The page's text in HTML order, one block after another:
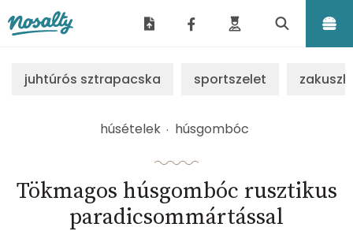
juhtúrós sztrapacska sportszelet
húsételek húsgombóc
Tökmagos húsgombóc rusztikus
paradicsommártással